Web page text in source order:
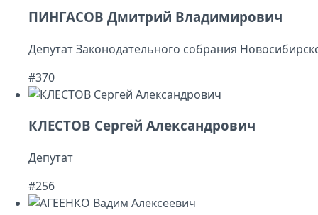
ПИНГАСОВ Дмитрий Владимирович
Депутат Законодательного собрания
#370
КЛЕСТОВ Сергей Александрович
Депутат
#256